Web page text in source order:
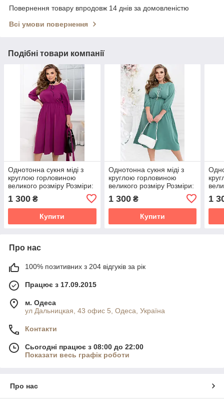
Повернення товару впродовж 14 днів за домовленістю
Всі умови повернення
Подібні товари компанії
Однотонна сукня міді з
круглою горловиною
великого розміру Розміри:
46-48, 50-52, 54-56, 58-60,
62-64, 66-68
1 300 ₴
Купити
Однотонна сукня міді з
круглою горловиною
великого розміру Розміри:
46-48, 50-52, 54-56, 58-60,
62-64, 66-68
1 300₴
Купити
62-
1
Про нас
100% позитивних з 204 відгуків за рік
Працює з 17.09.2015
м. Одеса
ул Дальницкая, 43 офис 5, Одеса, Україна
Контакти
Сьогодні працює з 08:00 до 22:00
Показати весь графік роботи
Про нас